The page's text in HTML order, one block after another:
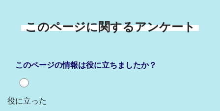
このページに関するアンケート
このページの情報は役に立ちましたか？
役に立った